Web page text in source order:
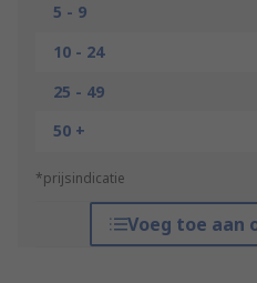
5 - 9
10 - 24
25 - 49
50 +
*prijsindicatie
Voeg toe aan